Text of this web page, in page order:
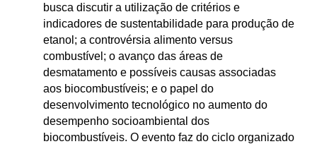
busca discutir a utilização de critérios e
indicadores de sustentabilidade para produção de
etanol; a controvérsia alimento versus
combustível; o avanço das áreas de
desmatamento e possíveis causas associadas
aos biocombustíveis; e o papel do
desenvolvimento tecnológico no aumento do
desempenho socioambiental dos
biocombustíveis. O evento faz do ciclo organizado